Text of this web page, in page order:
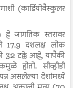
(कार्डियोवैस्कुलर
हे जागतिक स्तरावर
17.9 दशलक्ष लोक
32 टक्के आहे, यापैकी
होतो. सीव्हीडी
असलेल्या देशांमध्ये